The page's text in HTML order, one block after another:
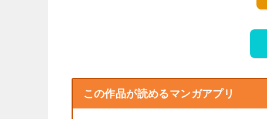
この作品が読めるマンガアプリ